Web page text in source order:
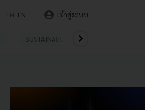
TH EN เข้าสู่ระบบ
SUSTAINABLE